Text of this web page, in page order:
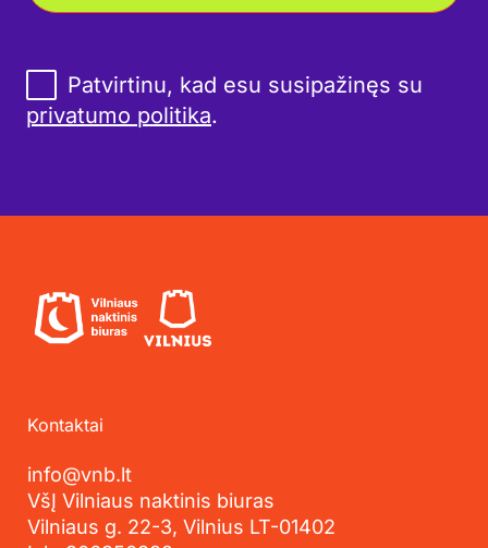
Patvirtinu, kad esu susipažinęs su
privatumo politika.
Kontaktai
info@vnb.lt
VšĮ Vilniaus naktinis biuras
Vilniaus g. 22-3, Vilnius LT-01402